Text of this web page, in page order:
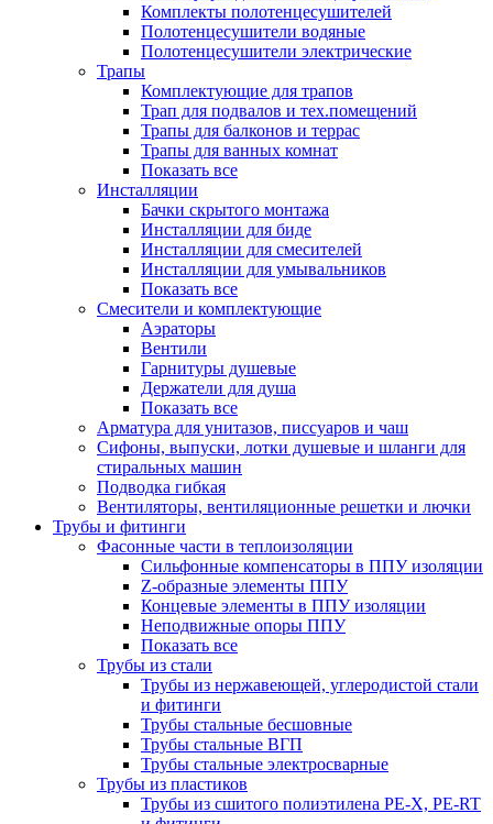
Комплекты полотенцесушителей
Полотенцесушители водяные
Полотенцесушители электрические
Трапы
Комплектующие для трапов
Трап для подвалов и тех.помещений
Трапы для балконов и террас
Трапы для ванных комнат
Показать все
Инсталляции
Бачки скрытого монтажа
Инсталляции для биде
Инсталляции для смесителей
Инсталляции для умывальников
Показать все
Смесители и комплектующие
Аэраторы
Вентили
Гарнитуры душевые
Держатели для душа
Показать все
Арматура для унитазов, писсуаров и чаш
Сифоны, выпуски, лотки душевые и шланги для
стиральных машин
Подводка гибкая
Вентиляторы, вентиляционные решетки и лючки
Трубы и фитинги
Фасонные части в теплоизоляции
Cильфонные компенсаторы в ППУ изоляции
Z-образные элементы ППУ
Концевые элементы в ППУ изоляции
Неподвижные опоры ППУ
Показать все
Трубы из стали
Трубы из нержавеющей, углеродистой стали
и фитинги
Трубы стальные бесшовные
Трубы стальные ВГП
Трубы стальные электросварные
Трубы из пластиков
Трубы из сшитого полиэтилена PE-X, PE-RT